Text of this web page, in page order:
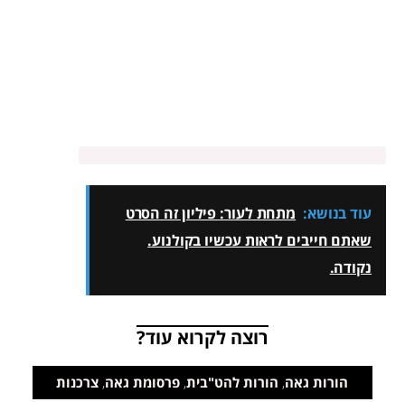
עוד בנושא: מתחת לעור: פיליון זה הסרט
שאתם חייבים לראות עכשיו בקולנוע.
נקודה.
רוצה לקרוא עוד?
הורות גאה, הורות להט"בית,פרסומת גאה,צרכנות